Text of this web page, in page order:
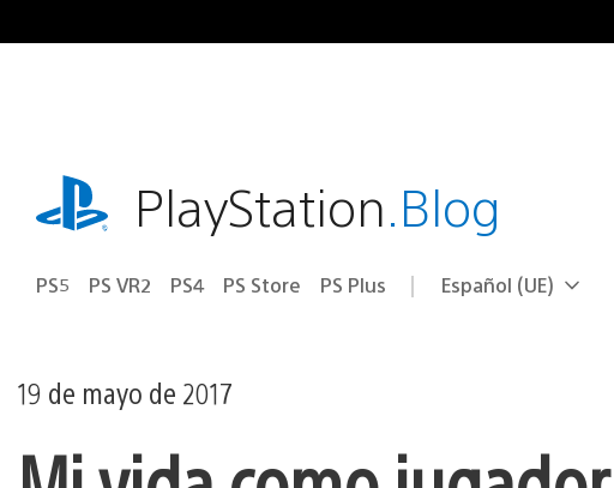
al
playstation.comPlayStation.Blog
PS5 PS VR2 PS4 PS Store PS Plus Selecciona
Región
Español (UE)
19 de mayo de 2017